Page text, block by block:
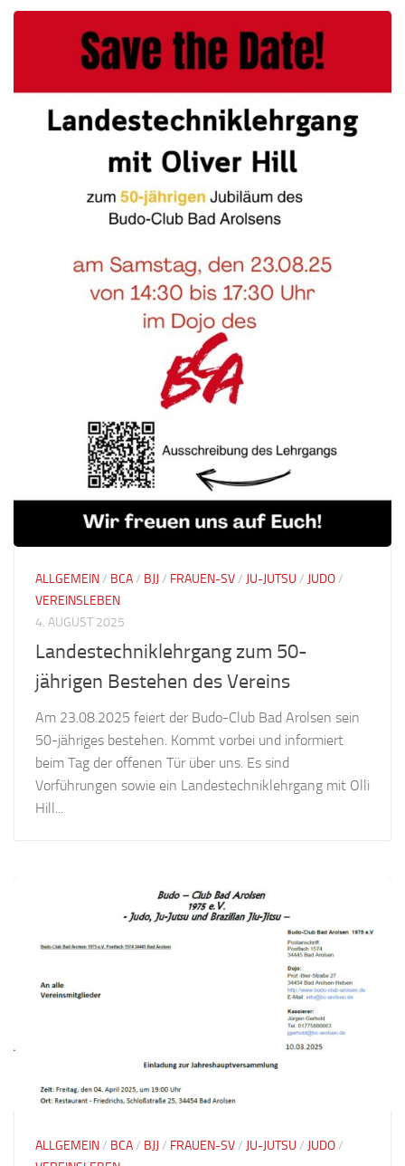
ALLGEMEIN/ BCA/ BJJ / FRAUEN-SV/ JU-JUTSU / JUDO/
VEREINSLEBEN
4. AUGUST 2025
Landestechniklehrgang zum 50-
jährigen Bestehen des Vereins
Am 23.08.2025 feiert der Budo-Club Bad Arolsen sein
50-jähriges bestehen. Kommt vorbei und informiert
beim Tag der offenen Tür über uns. Es sind
Vorführungen sowie ein Landestechniklehrgang mit Olli
Hill...
ALLGEMEIN/ BCA/ BJJ / FRAUEN-SV/ JU-JUTSU / JUDO/